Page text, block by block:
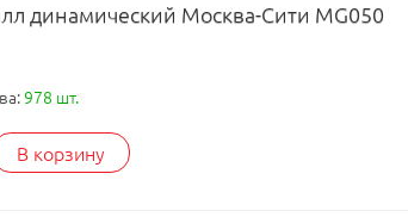
динамический Москва-Сити MG050
978 шт.
В корзину